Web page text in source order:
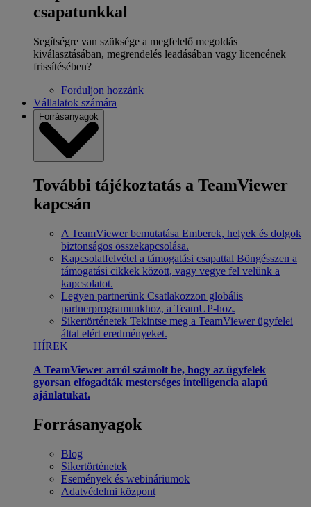
csapatunkkal
Segítségre van szüksége a megfelelő megoldás
kiválasztásában, megrendelés leadásában vagy licencének
frissítésében?
Forduljon hozzánk
Vállalatok számára
Forrásanyagok
További tájékoztatás a TeamViewer
kapcsán
A TeamViewer bemutatása Emberek, helyek és dolgok
biztonságos összekapcsolása.
Kapcsolatfelvétel a támogatási csapattal Böngésszen a
támogatási cikkek között, vagy vegye fel velünk a
kapcsolatot.
Legyen partnerünk Csatlakozzon globális
partnerprogramunkhoz, a TeamUP-hoz.
Sikertörténetek Tekintse meg a TeamViewer ügyfelei
által elért eredményeket.
HÍREK
A TeamViewer arról számolt be, hogy az ügyfelek
gyorsan elfogadták mesterséges intelligencia alapú
ajánlatukat.
Forrásanyagok
Blog
Sikertörténetek
Események és webináriumok
Adatvédelmi központ